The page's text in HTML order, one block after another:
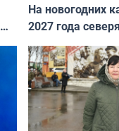
На новогодних
2027 года
отдыхать 11